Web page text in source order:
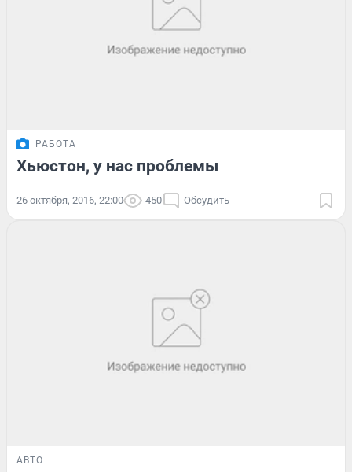
РАБОТА
Хьюстон, у нас проблемы
26 октября, 2016, 22:00 450 Обсудить
АВТО